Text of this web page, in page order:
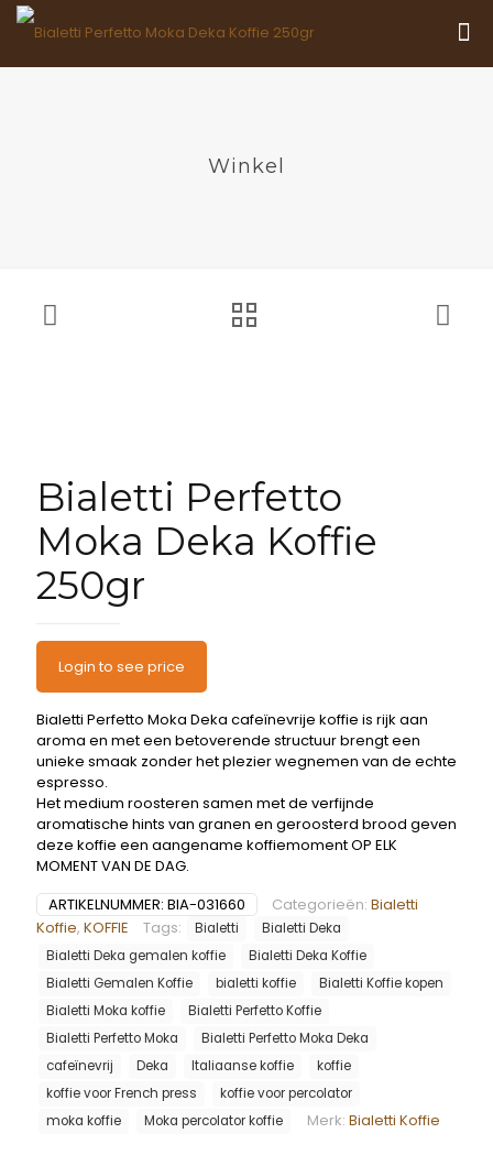
Winkel
Bialetti Perfetto
Moka Deka Koffie
250gr
Login to see price
Bialetti Perfetto Moka Deka cafeïnevrije koffie is rijk aan
aroma en met een betoverende structuur brengt een
unieke smaak zonder het plezier wegnemen van de echte
espresso.
Het medium roosteren samen met de verfijnde
aromatische hints van granen en geroosterd brood geven
deze koffie een aangename koffiemoment OP ELK
MOMENT VAN DE DAG.
ARTIKELNUMMER: BIA-031660 Categorieën: Bialetti
Koffie, KOFFIE Tags: Bialetti
Bialetti Deka
Bialetti Deka gemalen koffie
Bialetti Deka Koffie
Bialetti Gemalen Koffie
bialetti koffie
Bialetti Koffie kopen
Bialetti Moka koffie
Bialetti Perfetto Koffie
Bialetti Perfetto Moka
Bialetti Perfetto Moka Deka
cafeïnevrij
Deka Italiaanse koffie
koffie
koffie voor French press
koffie voor percolator
moka koffie
Moka percolator koffie Merk: Bialetti Koffie